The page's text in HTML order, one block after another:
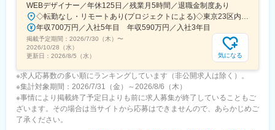
WEBデザイナー／年休125日／残業月5時間／退職金制度あり
年収700万円／入社5年目 年収590万円／入社3年目
掲載予定期間： 2026/7/30（木） 〜
2026/10/28（水）
更新日： 2026/8/5（水） 気になる
※求人応募数の多い順にランキングしています（非公開求人は除く）。
※集計対象期間：2026/7/31（金）～2026/8/6（木）
※事情により掲載終了予定日よりも前に求人募集が終了していることもご
ざいます。その場合は当サイトから応募はできませんので、あらかじめご
了承ください。